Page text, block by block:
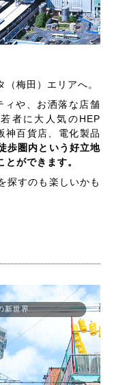
梅田）エリアへ。
ィや、お洒落な店舗
者に大人気のHEP
神百貨店、電化製品
歩圏内という好立地
ができます。
探すのも楽しいかも
新世界